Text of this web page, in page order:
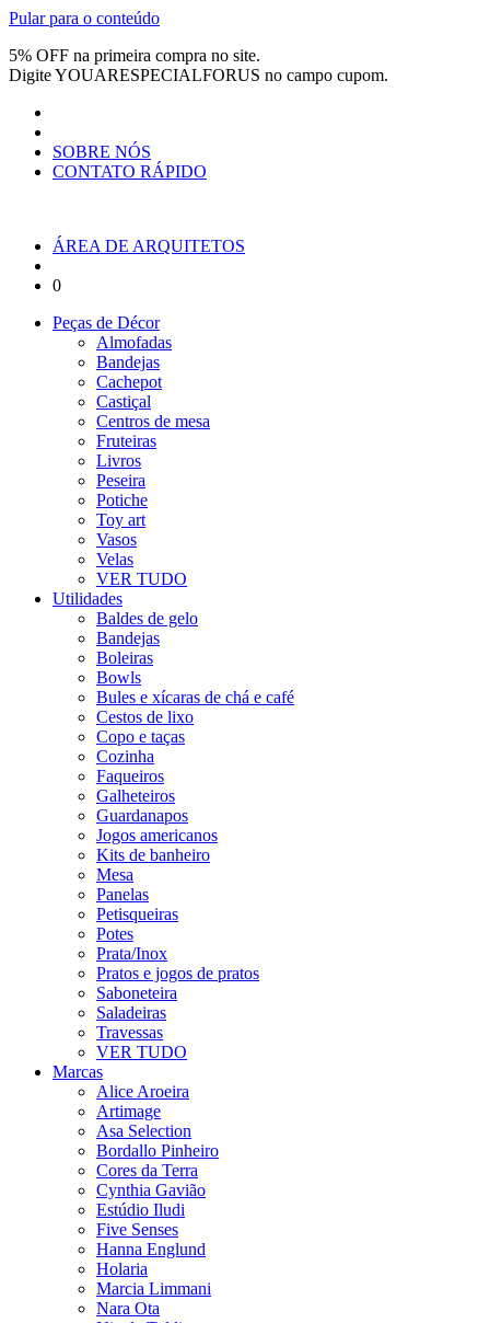
Pular para o conteúdo
5% OFF na primeira compra no site.
DigiteYOUARESPECIALFORUS no campo cupom.
SOBRE NÓS
CONTATO RÁPIDO
ÁREA DE ARQUITETOS
0
Peças de Décor
Almofadas
Bandejas
Cachepot
Castiçal
Centros de mesa
Fruteiras
Livros
Peseira
Potiche
Toy art
Vasos
Velas
VER TUDO
Utilidades
Baldes de gelo
Bandejas
Boleiras
Bowls
Bules e xícaras de chá e café
Cestos de lixo
Copo e taças
Cozinha
Faqueiros
Galheteiros
Guardanapos
Jogos americanos
Kits de banheiro
Mesa
Panelas
Petisqueiras
Potes
Prata/Inox
Pratos e jogos de pratos
Saboneteira
Saladeiras
Travessas
VER TUDO
Marcas
Alice Aroeira
Artimage
Asa Selection
Bordallo Pinheiro
Cores da Terra
Cynthia Gavião
Estúdio Iludi
Five Senses
Hanna Englund
Holaria
Marcia Limmani
Nara Ota